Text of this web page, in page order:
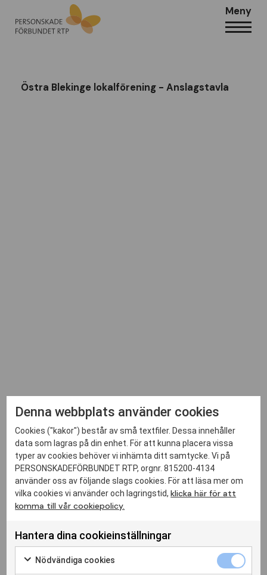
Meny
Östra Blekinge lokalförening - Anslagstavla
...
Denna webbplats använder cookies
Cookies ("kakor") består av små textfiler. Dessa innehåller
data som lagras på din enhet. För att kunna placera vissa
typer av cookies behöver vi inhämta ditt samtycke. Vi på
PERSONSKADEFÖRBUNDET RTP, orgnr. 815200-4134
använder oss av följande slags cookies. För att läsa mer om
vilka cookies vi använder och lagringstid,klicka här för att
komma till vår cookiepolicy.
Hantera dina cookieinställningar
Nödvändiga cookies